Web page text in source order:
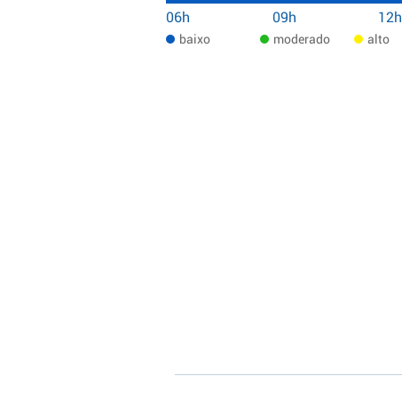
06h 09h 12h
baixo moderado alto